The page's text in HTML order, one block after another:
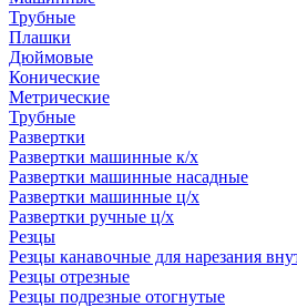
Трубные
Плашки
Дюймовые
Конические
Метрические
Трубные
Развертки
Развертки машинные к/х
Развертки машинные насадные
Развертки машинные ц/х
Развертки ручные ц/х
Резцы
Резцы канавочные для нарезания
Резцы отрезные
Резцы подрезные отогнутые